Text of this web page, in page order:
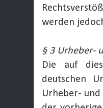
werden
§ 3 Urheber-
Die auf
deutschen
Urheber- und